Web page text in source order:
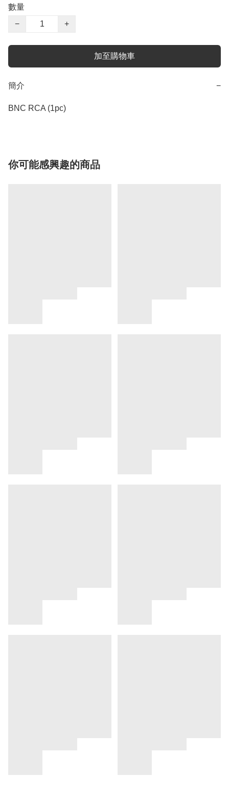
數量
−
+
加至購物車
簡介 −
BNC RCA (1pc)
你可能感興趣的商品